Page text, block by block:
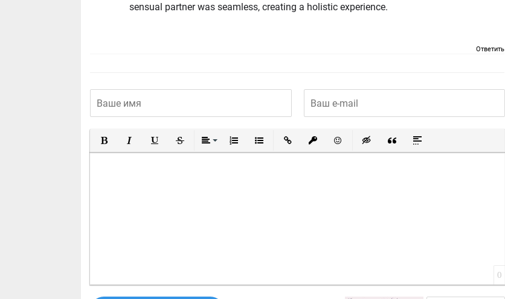
sensual partner was seamless, creating a holistic experience.
Ответить
Полужирный
КурсивПодчеркнутый
ЗачеркнутыйВыравнивание
Нумерованный список
Маркированный список
Вставить ссылку
Вставить защищенную ссылку
Вставить смайлик
Вставка скрытого текста
Вставка цитаты
Вставка спойлера
0